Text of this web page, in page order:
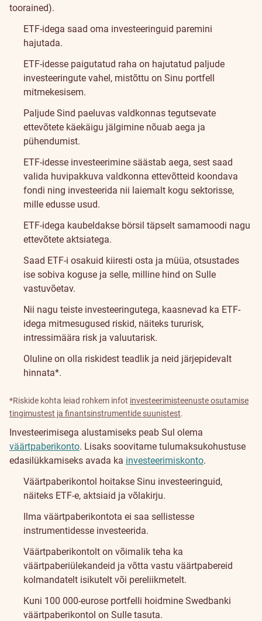
toorained).
ETF-idega saad oma investeeringuid paremini
hajutada.
ETF-idesse paigutatud raha on hajutatud paljude
investeeringute vahel, mistõttu on Sinu portfell
mitmekesisem.
Paljude Sind paeluvas valdkonnas tegutsevate
ettevõtete käekäigu jälgimine nõuab aega ja
pühendumist.
ETF-idesse investeerimine säästab aega, sest saad
valida huvipakkuva valdkonna ettevõtteid koondava
fondi ning investeerida nii laiemalt kogu sektorisse,
mille edusse usud.
ETF-idega kaubeldakse börsil täpselt samamoodi nagu
ettevõtete aktsiatega.
Saad ETF-i osakuid kiiresti osta ja müüa, otsustades
ise sobiva koguse ja selle, milline hind on Sulle
vastuvõetav.
Nii nagu teiste investeeringutega, kaasnevad ka ETF-
idega mitmesugused riskid, näiteks tururisk,
intressimäära risk ja valuutarisk.
Oluline on olla riskidest teadlik ja neid järjepidevalt
hinnata*.
*Riskide kohta leiad rohkem infot investeerimisteenuste osutamise
tingimustest ja finantsinstrumentide suunistest.
Kuidas
investeerida?
Investeerimisega alustamiseks peab Sul olema
väärtpaberikonto. Lisaks soovitame tulumaksukohustuse
edasilükkamiseks avada ka investeerimiskonto.
Väärtpaberikontol hoitakse Sinu investeeringuid,
näiteks ETF-e, aktsiaid ja võlakirju.
Ilma väärtpaberikontota ei saa sellistesse
instrumentidesse investeerida.
Väärtpaberikontolt on võimalik teha ka
väärtpaberiülekandeid ja võtta vastu väärtpabereid
kolmandatelt isikutelt või pereliikmetelt.
Kuni 100 000-eurose portfelli hoidmine Swedbanki
väärtpaberikontol on Sulle tasuta.